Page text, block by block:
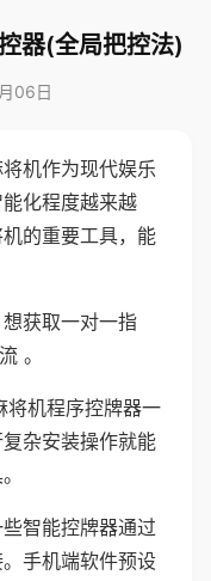
器(全局把控法)
06日
将机作为现代娱乐
化程度越来越
的重要工具，能
获取一对一指
。
将机程序控牌器一
杂安装操作就能
智能控牌器通过
手机端软件预设